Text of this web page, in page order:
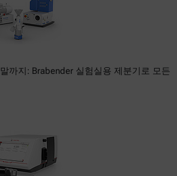
까지: Brabender 실험실용 제분기로 모든